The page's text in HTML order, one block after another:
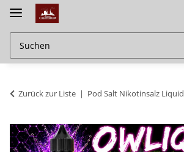
Zurück zur Liste Pod Salt Nikotinsalz Liquid